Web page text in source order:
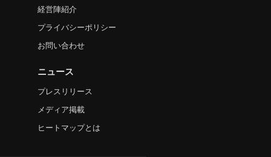
経営陣紹介
プライバシーポリシー
お問い合わせ
ニュース
プレスリリース
メディア掲載
ヒートマップとは